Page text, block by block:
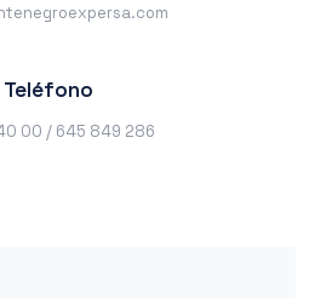
Teléfono
00 / 645 849 286